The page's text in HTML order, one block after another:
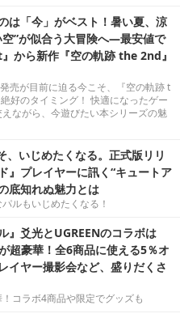
は「今」がベスト！暑い夏、涼
空”が似合う大冒険へ―最安値で
から新作『空の軌跡 the 2nd』
売が目前に迫る今こそ、『空の軌跡 t
好のタイミング！ 快適になったゲー
ながら、今遊びたい本シリーズの魅
いじめたくなる。正式版リリ
』プレイヤーに訊く“キュートア
底知れぬ魅力とは
ルもいじめたくなる！
』爻光とUGREENのコラボは
超豪華！全6商品に使える5％オ
イヤー撮影会など、盛りだくさ
コラボ4商品や限定でグッズも